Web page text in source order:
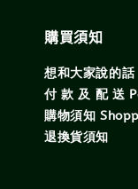
購買須知
想和大家說的話
付 款 及 配 送
購物須知
退換貨須知